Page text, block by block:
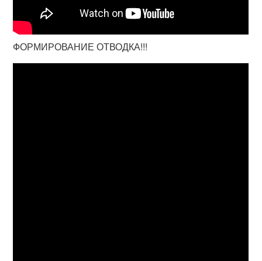
ФОРМИРОВАНИЕ ОТВОДКА!!!